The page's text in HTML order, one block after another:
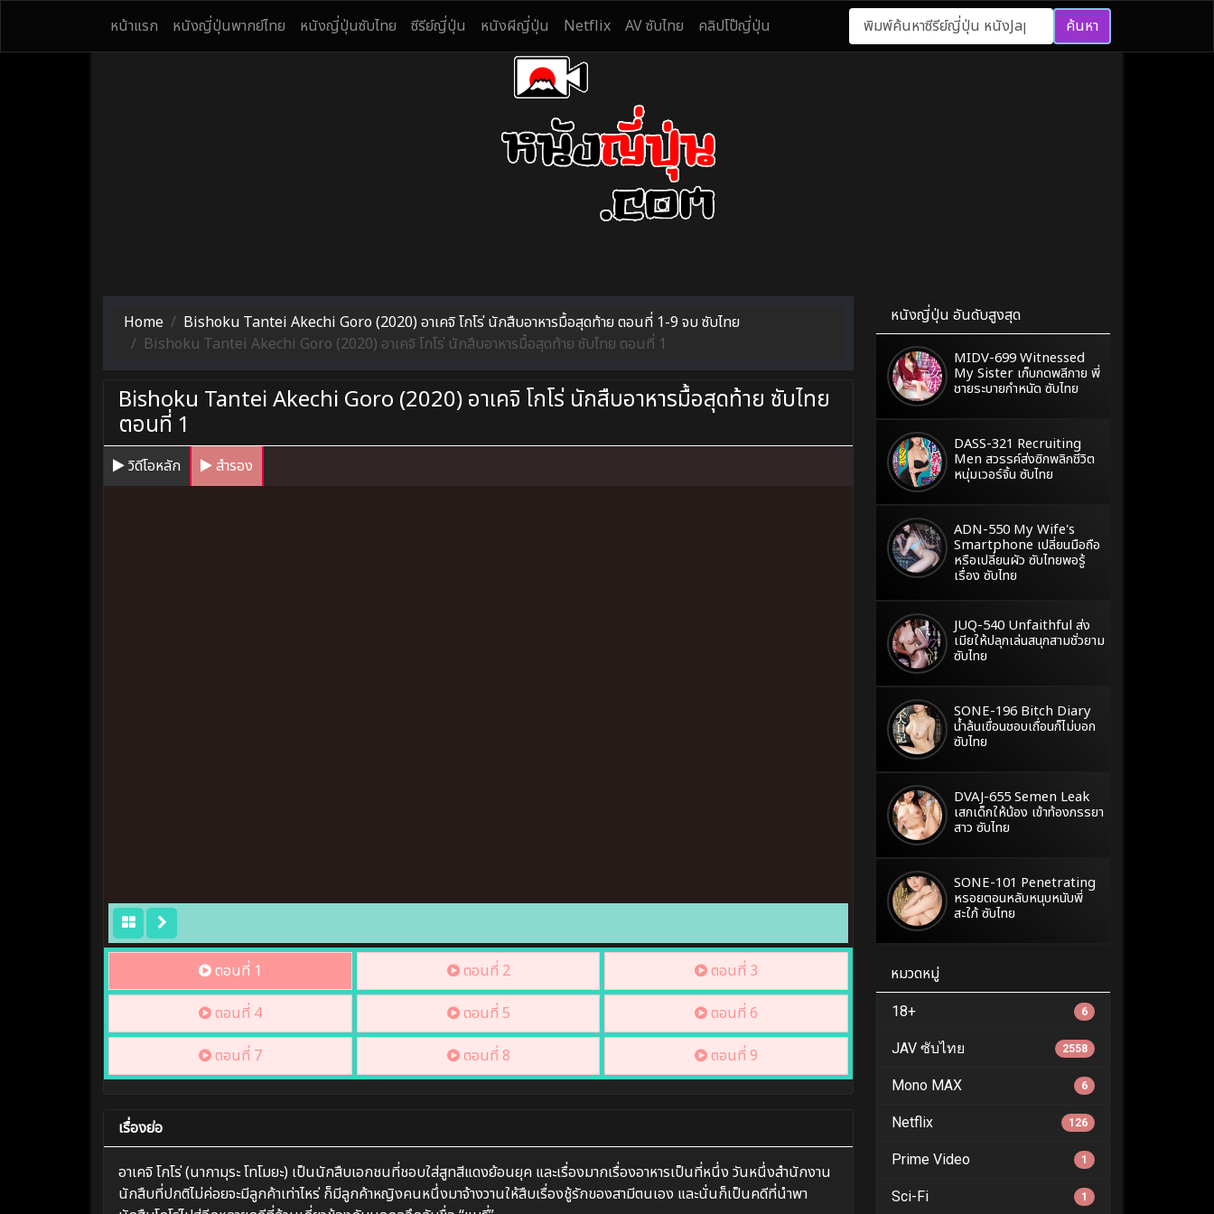
หน้าแรก หนังญี่ปุ่นพากย์ไทย หนังญี่ปุ่นซับไทย ซีรีย์ญี่ปุ่น หนังผีญี่ปุ่น Netflix AV ซับไทย คลิปโป๊ญี่ปุ่น ค้นหา
Home
Bishoku Tantei Akechi Goro (2020) อาเคจิ โกโร่ นักสืบอาหารมื้อสุดท้าย ตอนที่ 1-9 จบ ซับไทย
Bishoku Tantei Akechi Goro (2020) อาเคจิ โกโร่ นักสืบอาหารมื้อสุดท้าย ซับไทย ตอนที่ 1
Bishoku Tantei Akechi Goro (2020) อาเคจิ โกโร่ นักสืบอาหารมื้อสุดท้าย ซับไทย
ตอนที่ 1
วิดีโอหลัก สำรอง
ตอนที่ 1 ตอนที่ 2
ตอนที่ 3
ตอนที่ 4
ตอนที่ 5
ตอนที่ 6
ตอนที่ 7
ตอนที่ 8 ตอนที่ 9
เรื่องย่อ
อาเคจิ โกโร่ (นากามุระ โทโมยะ) เป็นนักสืบเอกชนที่ชอบใส่สูทสีแดงย้อนยุค และเรื่องมากเรื่องอาหารเป็นที่หนึ่ง วันหนึ่งสำนักงาน
นักสืบที่ปกติไม่ค่อยจะมีลูกค้าเท่าไหร่ ก็มีลูกค้าหญิงคนหนึ่งมาจ้างวานให้สืบเรื่องชู้รักของสามีตนเอง และนั่นก็เป็นคดีที่นำพา
หนังญี่ปุ่น อันดับสูงสุด
MIDV-699 Witnessed
My Sister เก็บกดพลีกาย พี่
ชายระบายกำหนัด ซับไทย
DASS-321 Recruiting
Men สวรรค์ส่งซิกพลิกชีวิต
หนุ่มเวอร์จิ้น ซับไทย
ADN-550 My Wife's
Smartphone เปลี่ยนมือถือ
หรือเปลี่ยนผัว ซับไทยพอรู้
เรื่อง ซับไทย
JUQ-540 Unfaithful ส่ง
เมียให้ปลุกเล่นสนุกสามชั่วยาม
ซับไทย
SONE-196 Bitch Diary
น้ำล้นเขื่อนชอบเถื่อนก็ไม่บอก
ซับไทย
DVAJ-655 Semen Leak
เสกเด็กให้น้อง เข้าท้องภรรยา
สาว ซับไทย
SONE-101 Penetrating
หรอยตอนหลับหนุบหนับพี่
สะใภ้ ซับไทย
หมวดหมู่
18+ 6
JAV ซับไทย 2558
Mono MAX 6
Netflix 126
Prime Video 1
Sci-Fi 1